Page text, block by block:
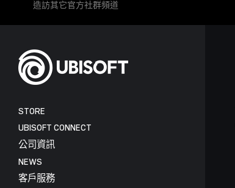
造訪其它官方社群頻道
STORE
UBISOFT CONNECT
公司資訊
NEWS
客戶服務